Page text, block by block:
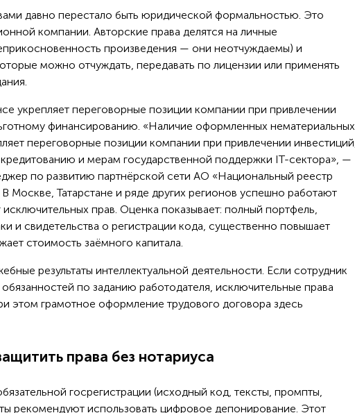
давно перестало быть юридической формальностью. Это
компании. Авторские права делятся на личные
произведения — они неотчуждаемы) и
можно отчуждать, передавать по лицензии или применять
укрепляет переговорные позиции компании при привлечении
финансированию. «Наличие оформленных нематериальных
переговорные позиции компании при привлечении инвестиций,
и мерам государственной поддержки IT-сектора», —
по развитию партнёрской сети АО «Национальный реестр
Москве, Татарстане и ряде других регионов успешно работают
прав. Оценка показывает: полный портфель,
и свидетельства о регистрации кода, существенно повышает
стоимость заёмного капитала.
результаты интеллектуальной деятельности. Если сотрудник
по заданию работодателя, исключительные права
этом грамотное оформление трудового договора здесь
права без нотариуса
госрегистрации (исходный код, тексты, промпты,
рекомендуют использовать цифровое депонирование. Этот